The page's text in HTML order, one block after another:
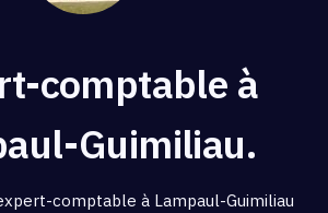
comptable à
Guimiliau.
comptable à Lampaul-Guimiliau